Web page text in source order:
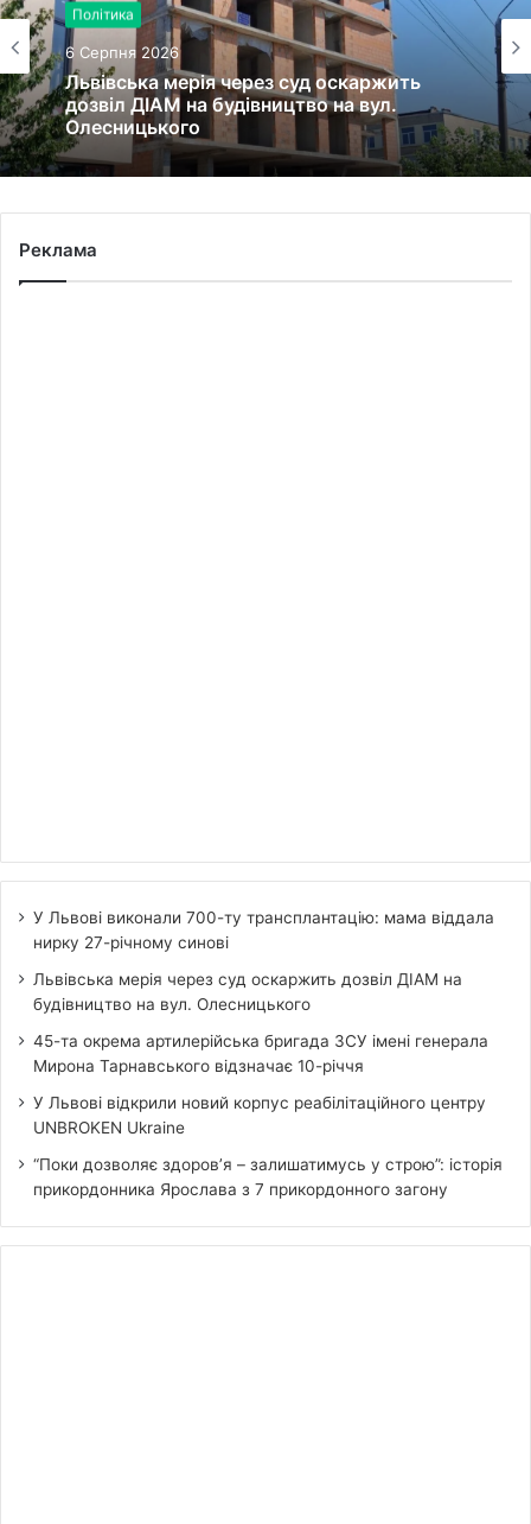
Політика
6 Серпня 2026
Львівська мерія через суд оскаржить
дозвіл ДІАМ на будівництво на вул.
Олесницького
Реклама
У Львові виконали 700-ту трансплантацію: мама віддала
нирку 27-річному синові
Львівська мерія через суд оскаржить дозвіл ДІАМ на
будівництво на вул. Олесницького
45-та окрема артилерійська бригада ЗСУ імені генерала
Мирона Тарнавського відзначає 10-річчя
У Львові відкрили новий корпус реабілітаційного центру
UNBROKEN Ukraine
“Поки дозволяє здоров’я – залишатимусь у строю”: історія
прикордонника Ярослава з 7 прикордонного загону